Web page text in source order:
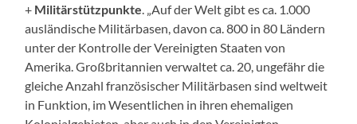
+ Militärstützpunkte . „Auf der Welt gibt es ca. 1.000
ausländische Militärbasen, davon ca. 800 in 80 Ländern
unter der Kontrolle der Vereinigten Staaten von
Amerika. Großbritannien verwaltet ca. 20, ungefähr die
gleiche Anzahl französischer Militärbasen sind weltweit
in Funktion, im Wesentlichen in ihren ehemaligen